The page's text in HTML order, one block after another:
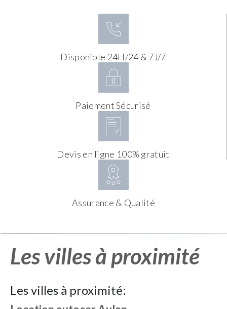
Disponible 24H/24 & 7J/7
Paiement Sécurisé
Devis en ligne 100% gratuit
Assurance & Qualité
Les villes à proximité
Les villes à proximité: